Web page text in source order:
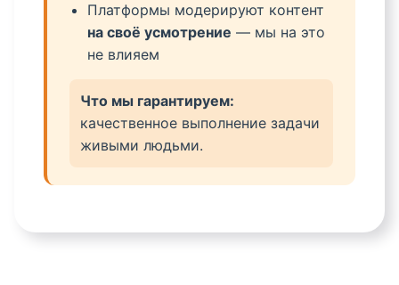
Платформы модерируют контент
на своё усмотрение — мы на это
не влияем
Что мы гарантируем:
качественное выполнение задачи
живыми людьми.